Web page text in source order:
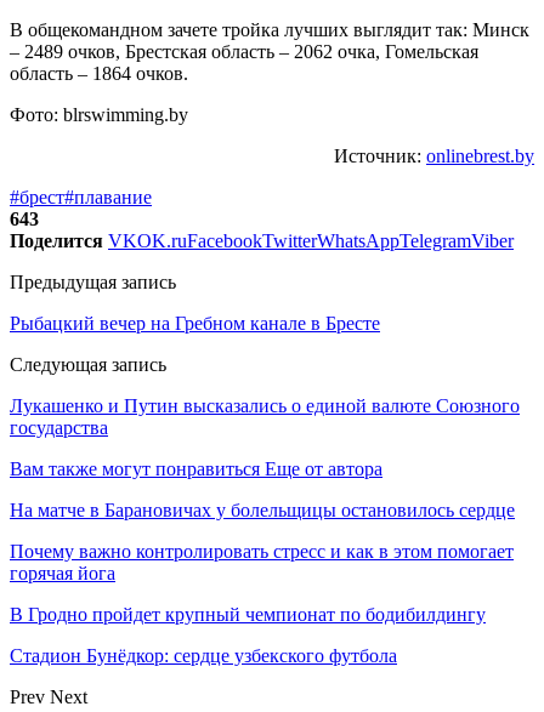
В общекомандном зачете тройка лучших выглядит так: Минск
– 2489 очков, Брестская область – 2062 очка, Гомельская
область – 1864 очков.
Фото: blrswimming.by
Источник: onlinebrest.by
#брест#плавание
643
Поделится VKOK.ruFacebookTwitterWhatsAppTelegramViber
Предыдущая запись
Рыбацкий вечер на Гребном канале в Бресте
Следующая запись
Лукашенко и Путин высказались о единой валюте Союзного
государства
Вам также могут понравиться Еще от автора
На матче в Барановичах у болельщицы остановилось сердце
Почему важно контролировать стресс и как в этом помогает
горячая йога
В Гродно пройдет крупный чемпионат по бодибилдингу
Стадион Бунёдкор: сердце узбекского футбола
Prev Next